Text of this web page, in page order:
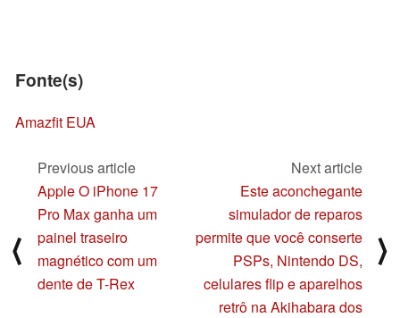
Fonte(s)
Amazfit EUA
⟨
Previous article
Apple O iPhone 17
Pro Max ganha um
painel traseiro
magnético com um
dente de T-Rex
Next article
Este aconchegante
simulador de reparos
permite que você conserte
PSPs, Nintendo DS,
celulares flip e aparelhos
retrô na Akihabara dos
⟩